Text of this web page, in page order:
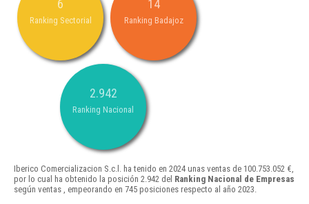
6
Ranking Sectorial
14
Ranking Badajoz
2.942
Ranking Nacional
Iberico Comercializacion S.c.l. ha tenido en 2024 unas ventas de 100.753.052 €,
por lo cual ha obtenido la posición 2.942 del Ranking Nacional de Empresas
según ventas , empeorando en 745 posiciones respecto al año 2023.